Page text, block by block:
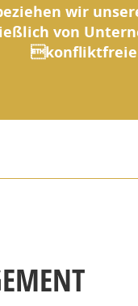
wir
von